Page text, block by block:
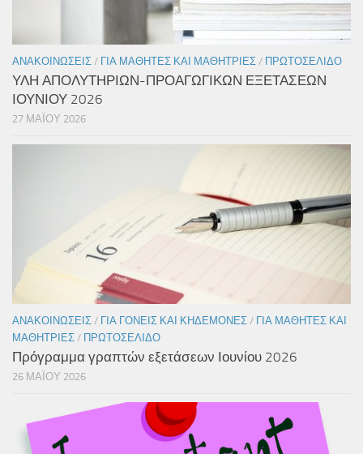
ΑΝΑΚΟΙΝΏΣΕΙΣ / ΓΙΑ ΜΑΘΗΤΈΣ ΚΑΙ ΜΑΘΉΤΡΙΕΣ / ΠΡΩΤΟΣΈΛΙΔΟ
ΥΛΗ ΑΠΟΛΥΤΗΡΙΩΝ-ΠΡΟΑΓΩΓΙΚΩΝ ΕΞΕΤΑΣΕΩΝ
ΙΟΥΝΙΟΥ 2026
27 ΜΑΪ́ΟΥ 2026
ΑΝΑΚΟΙΝΏΣΕΙΣ / ΓΙΑ ΓΟΝΕΊΣ ΚΑΙ ΚΗΔΕΜΌΝΕΣ / ΓΙΑ ΜΑΘΗΤΈΣ ΚΑΙ
ΜΑΘΉΤΡΙΕΣ / ΠΡΩΤΟΣΈΛΙΔΟ
Πρόγραμμα γραπτών εξετάσεων Ιουνίου 2026
26 ΜΑΪ́ΟΥ 2026